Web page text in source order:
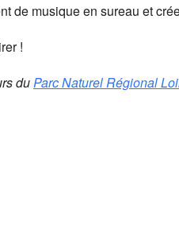
de musique en sureau et
!
du Parc Naturel Régional